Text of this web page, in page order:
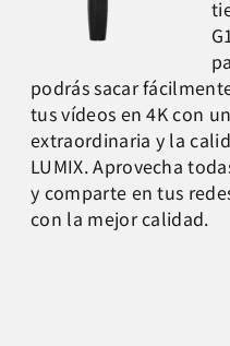
podrás sacar
tus vídeos en 4K con
extraordinaria y la
LUMIX. Aprovecha
y comparte en tus
con la mejor calidad.